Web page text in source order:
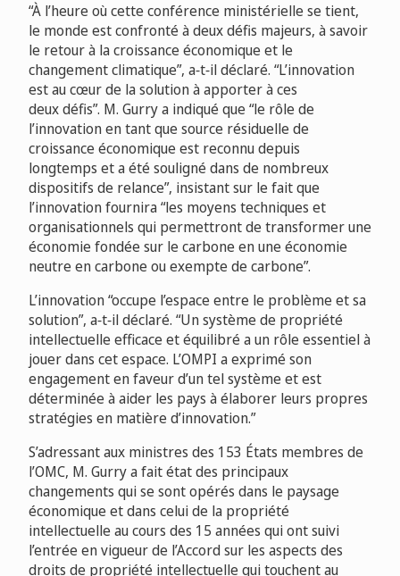
“À l’heure où cette conférence ministérielle se tient,
le monde est confronté à deux défis majeurs, à savoir
le retour à la croissance économique et le
changement climatique”, a‑t‑il déclaré. “L’innovation
est au cœur de la solution à apporter à ces
deux défis”. M. Gurry a indiqué que “le rôle de
l’innovation en tant que source résiduelle de
croissance économique est reconnu depuis
longtemps et a été souligné dans de nombreux
dispositifs de relance”, insistant sur le fait que
l’innovation fournira “les moyens techniques et
organisationnels qui permettront de transformer une
économie fondée sur le carbone en une économie
neutre en carbone ou exempte de carbone”.
L’innovation “occupe l’espace entre le problème et sa
solution”, a‑t‑il déclaré. “Un système de propriété
intellectuelle efficace et équilibré a un rôle essentiel à
jouer dans cet espace. L’OMPI a exprimé son
engagement en faveur d’un tel système et est
déterminée à aider les pays à élaborer leurs propres
stratégies en matière d’innovation.”
S’adressant aux ministres des 153 États membres de
l’OMC, M. Gurry a fait état des principaux
changements qui se sont opérés dans le paysage
économique et dans celui de la propriété
intellectuelle au cours des 15 années qui ont suivi
l’entrée en vigueur de l’Accord sur les aspects des
droits de propriété intellectuelle qui touchent au